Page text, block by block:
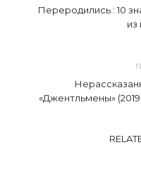
Переродились : 10
из
«Джентльмены»